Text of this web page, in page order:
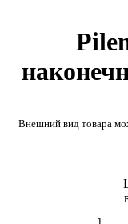
Внешний вид товара